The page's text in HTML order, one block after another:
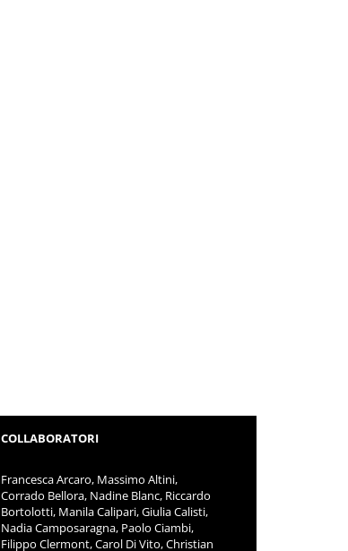
COLLABORATORI
Francesca Arcaro, Massimo Altini,
Corrado Bellora, Nadine Blanc, Riccardo
Bortolotti, Manila Calipari, Giulia Calisti,
Nadia Camposaragna, Paolo Ciambi,
Filippo Clermont, Carol Di Vito, Christian